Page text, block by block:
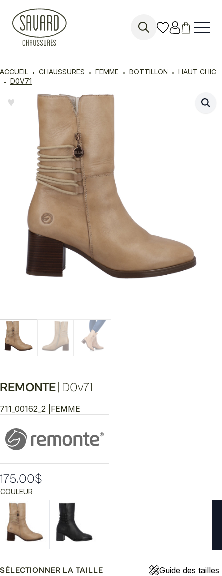
ACCUEIL CHAUSSURES FEMME BOTTILLON
HAUT CHIC
D0V71
♥︎
REMONTE D0v71
711_00162_2 | FEMME
175.00$
COULEUR
SÉLECTIONNER LA TAILLE Guide des tailles